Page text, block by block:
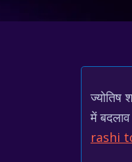
ज्योतिष
में
rashi